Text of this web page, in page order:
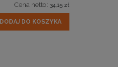
Cena netto: 34,15 zł
DODAJ DO KOSZYKA